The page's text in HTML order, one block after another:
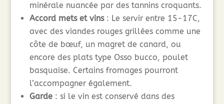
minérale nuancée par des tannins croquants.
Accord mets et vins: Le servir entre 15-17C,
avec des viandes rouges grillées comme une
côte de bœuf, un magret de canard, ou
encore des plats type Osso bucco, poulet
basquaise. Certains fromages pourront
l’accompagner également.
Garde: si le vin est conservé dans des